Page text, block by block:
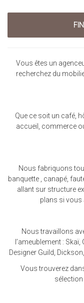
Vous êtes un
recherchez du
Que ce soit un café,
accueil, commerce
Nous fabriquons
banquette , canapé,
allant sur structure
plans si vous
Nous travaillons
l’ameublement :
Designer Guild,
Vous trouverez